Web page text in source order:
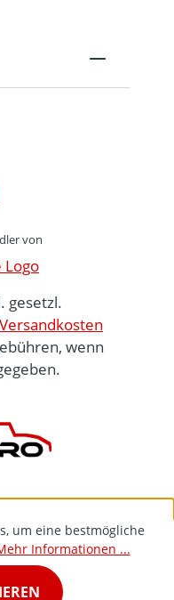
von
gesetzl.
Versandkosten
wenn
um eine bestmögliche
Informationen ...